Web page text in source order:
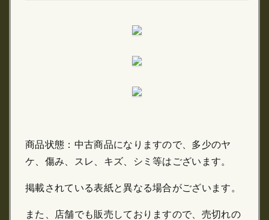
商品状態：中古商品になりますので、多少のヤ
ケ、傷み、スレ、キズ、シミ等はございます。
掲載されている表紙と異なる場合がございます。
また、店舗でも販売しておりますので、売切れの